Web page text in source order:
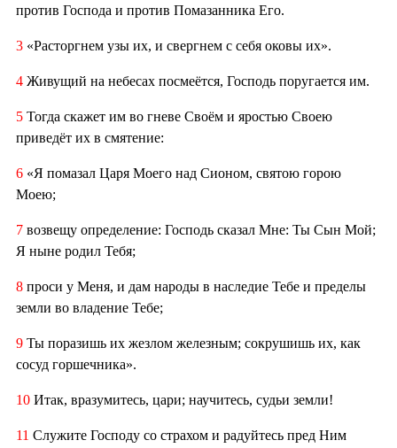
против Господа и против Помазанника Его.
3 «Расторгнем узы их, и свергнем с себя оковы их».
4 Живущий на небесах посмеётся, Господь поругается им.
5 Тогда скажет им во гневе Своём и яростью Своею
приведёт их в смятение:
6 «Я помазал Царя Моего над Сионом, святою горою
Моею;
7 возвещу определение: Господь сказал Мне: Ты Сын Мой;
Я ныне родил Тебя;
8 проси у Меня, и дам народы в наследие Тебе и пределы
земли во владение Тебе;
9 Ты поразишь их жезлом железным; сокрушишь их, как
сосуд горшечника».
10 Итак, вразумитесь, цари; научитесь, судьи земли!
11 Служите Господу со страхом и радуйтесь пред Ним